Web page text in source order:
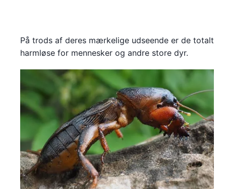
På trods af deres mærkelige udseende er de totalt
harmløse for mennesker og andre store dyr.